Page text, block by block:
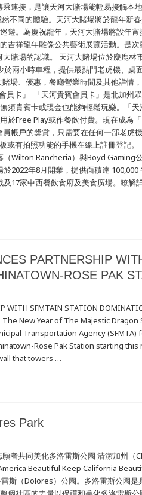
連接，是讓天河大賭場能輕易接觸本
不同的體驗。天河大賭場將於龍年新
遊。為慶祝龍年，天河大賭場將設年
吉祥龍年雕像公共藝術展覽活動。是
賭場的認識。 天河大賭場位於麋鹿林
兩小時車程，提供最熱門老虎機、桌
場、優惠，餐廳營業時間及其他詳情
員卡」 「天河貴賓會員卡」是北加州
須貴賓卡或現金也能夠輕鬆玩樂。「
Free Play或作餐飲付費。現在成為「
帳戶的獎賞，只需要在任何一部老虎
或有拍照功能的手機在線上註冊登記
Wilton Rancheria）與Boyd Gaming
2022年8月開業，提供面積達 100,000
17家中西餐飲食府及美食廣場。瞭解
PARTNERSHIP
ROSE PAK
WITH SFMTAIN STATION
The New Year of The Majestic Dragon
Transportation Agency (SFMTA)
Rose Pak Station starting this
that towers …
Park
者共同美化多洛雷斯公園 清潔加州（
Beautiful Keep California
斯（Dolores）公園。多洛雷斯公園是